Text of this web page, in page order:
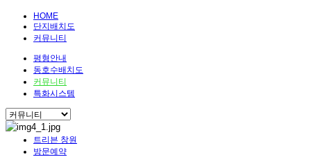
HOME
단지배치도
커뮤니티
평형안내
동호수배치도
커뮤니티
특화시스템
트리븐 창원
방문예약